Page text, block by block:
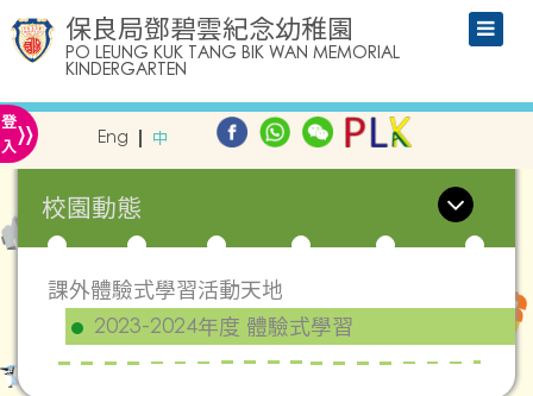
保良局鄧碧雲紀念幼稚園
PO LEUNG KUK TANG BIK WAN MEMORIAL
KINDERGARTEN
登
入» Eng 中
校園動態
課外體驗式學習活動天地
2023-2024年度 體驗式學習